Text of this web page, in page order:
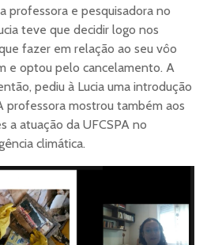
professora e pesquisadora no
teve que decidir logo nos
fazer em relação ao seu vôo
e optou pelo cancelamento. A
pediu à Lucia uma introdução
professora mostrou também aos
a atuação da UFCSPA no
climática.